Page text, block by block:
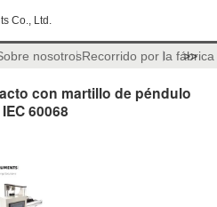
Co., Ltd.
nosotrosRecorrido por la fábrica
>>
con martillo de péndulo
60068